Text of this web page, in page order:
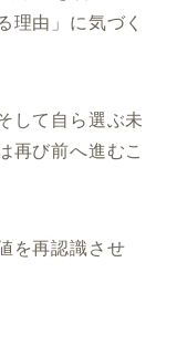
理由」に気づく
して自ら選ぶ未
再び前へ進むこ
を再認識させ